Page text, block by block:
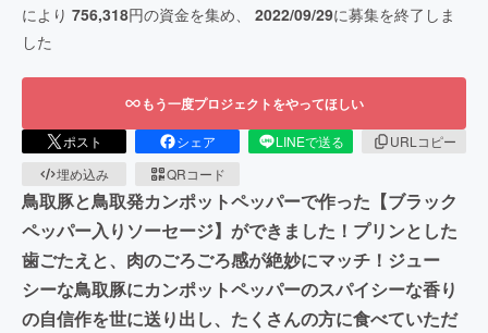
により 756,318円の資金を集め、 2022/09/29に募集を終了しま
した
もう一度プロジェクトをやってほしい
ポスト シェア LINEで送る
URLコピー
埋め込み
QRコード
鳥取豚と鳥取発カンポットペッパーで作った【ブラック
ペッパー入りソーセージ】ができました！プリンとした
歯ごたえと、肉のごろごろ感が絶妙にマッチ！ジュー
シーな鳥取豚にカンポットペッパーのスパイシーな香り
の自信作を世に送り出し、たくさんの方に食べていただ